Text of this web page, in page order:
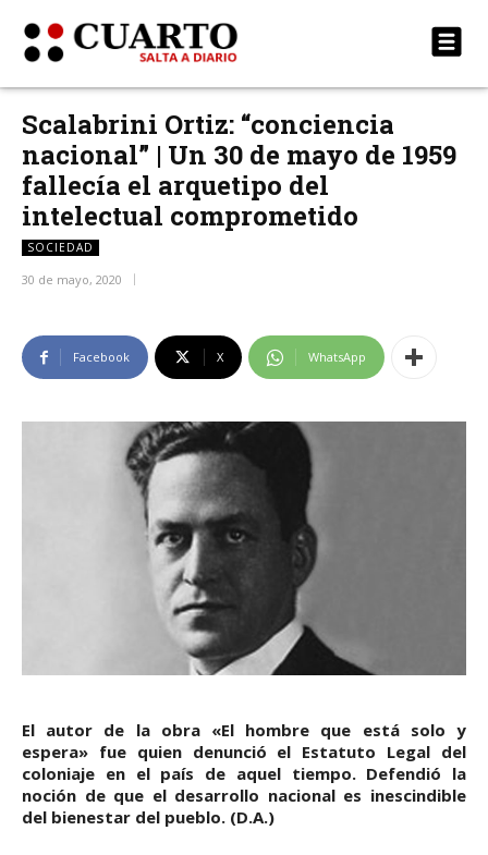
Scalabrini Ortiz: “conciencia
nacional” | Un 30 de mayo de 1959
fallecía el arquetipo del
intelectual comprometido
SOCIEDAD
30 de mayo, 2020
Facebook X WhatsApp
El autor de la obra «El hombre que está solo y
espera» fue quien denunció el Estatuto Legal del
coloniaje en el país de aquel tiempo. Defendió la
noción de que el desarrollo nacional es inescindible
del bienestar del pueblo. (D.A.)